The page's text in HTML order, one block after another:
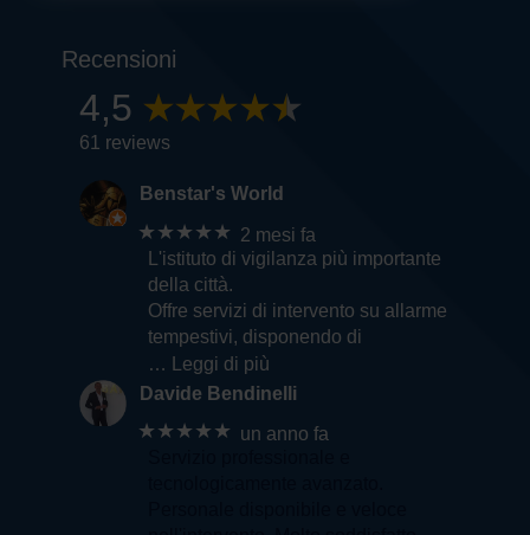
Recensioni
4,5
61 reviews
Benstar's World
★★★★★ 2 mesi fa
L'istituto di vigilanza più importante
della città.
Offre servizi di intervento su allarme
tempestivi, disponendo di
… Leggi di più
Davide Bendinelli
★★★★★ un anno fa